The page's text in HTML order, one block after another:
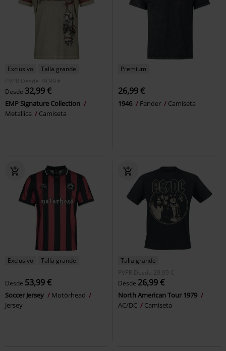
Exclusivo
Talla grande
PVPR
Desde 39,99 €
Desde 32,99 €
EMP Signature Collection
Metallica
Camiseta
Premium
26,99 €
1946 Fender Camiseta
Exclusivo Talla grande
Desde 53,99 €
Soccer Jersey
Motörhead
Jersey
Talla grande
PVPR
Desde 29,99 €
Desde 26,99 €
North American Tour 1979
AC/DC
Camiseta